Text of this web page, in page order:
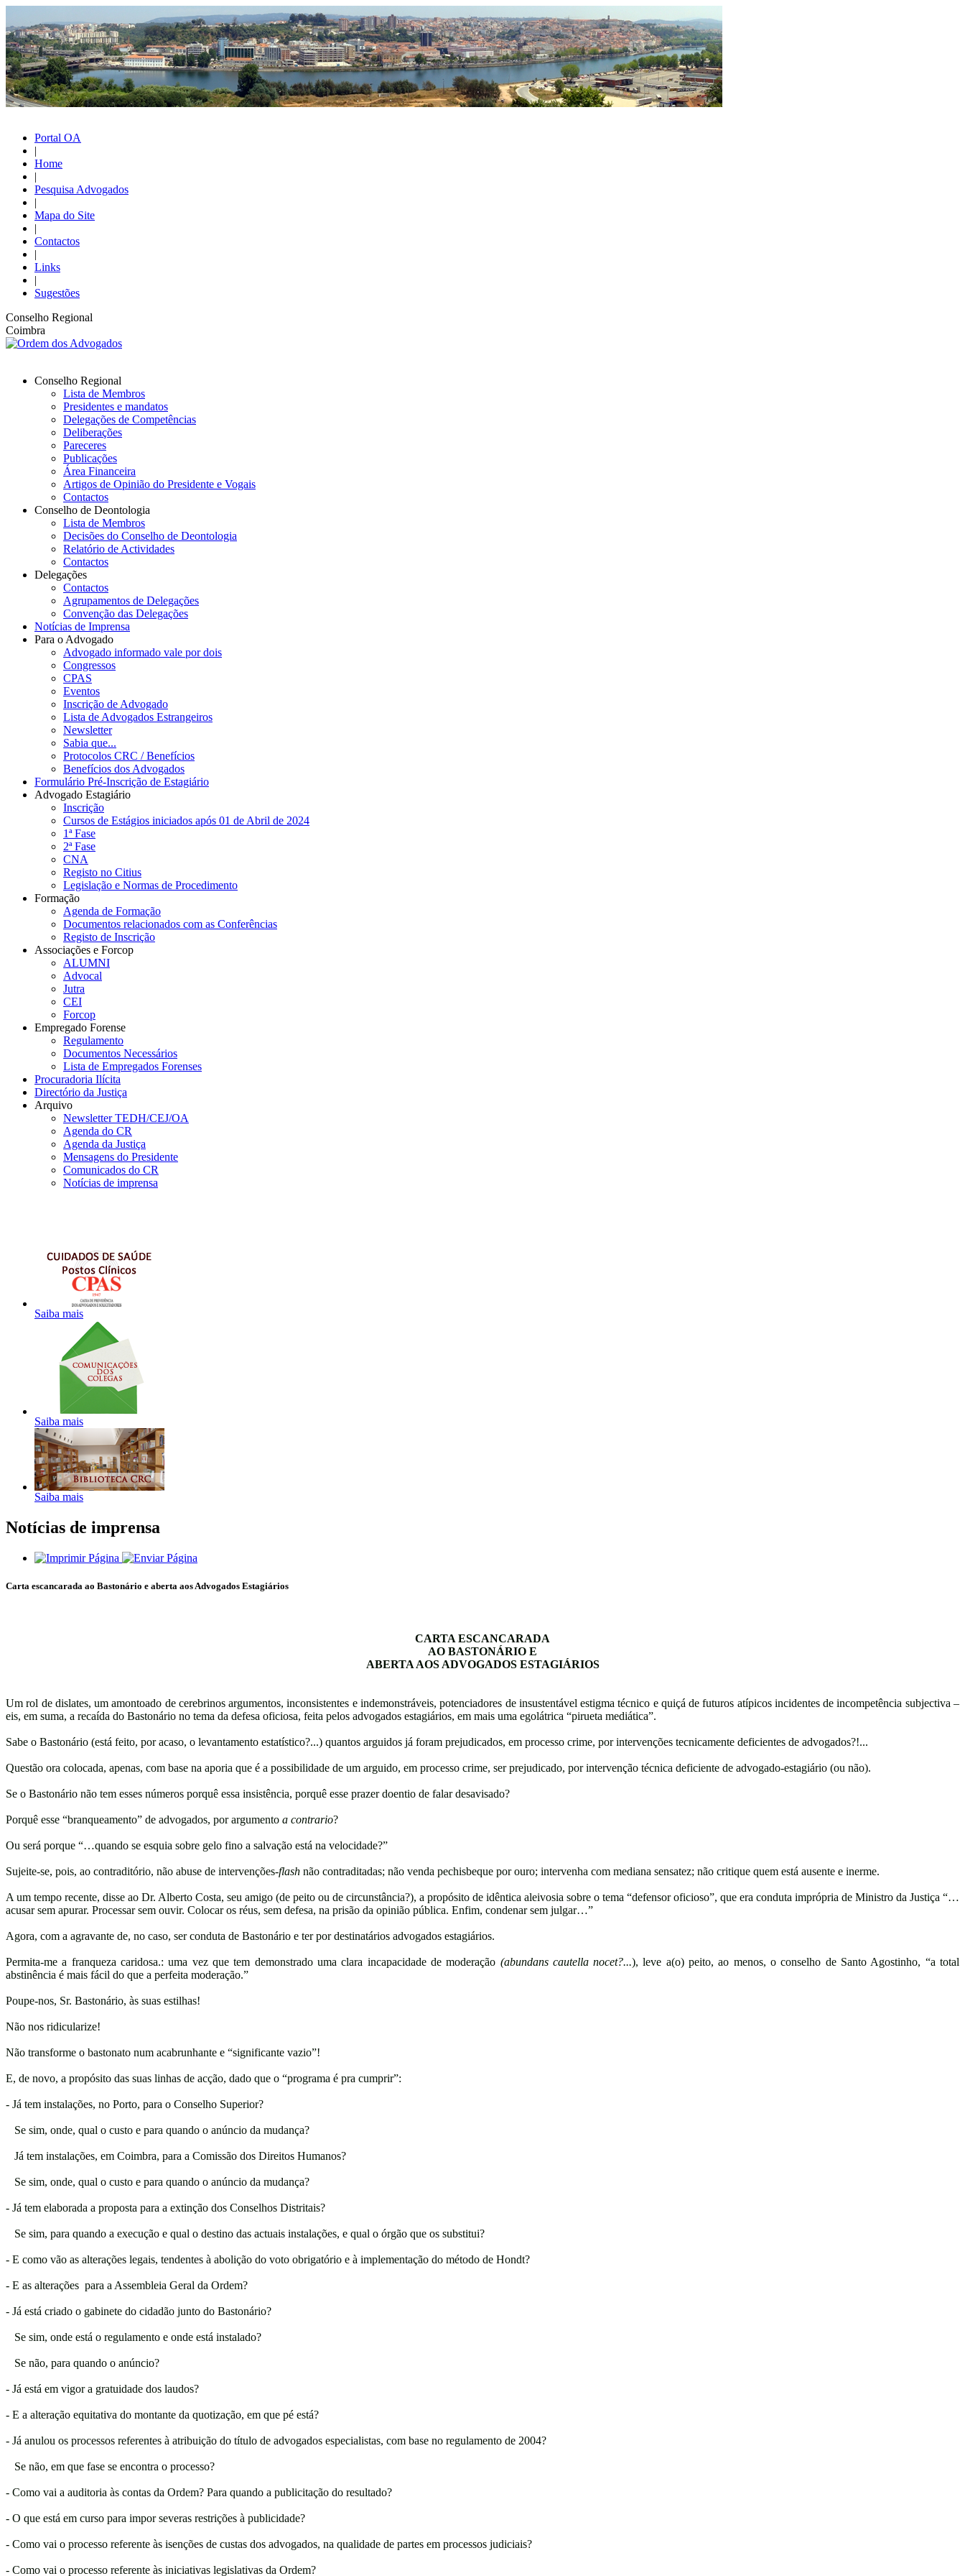
Portal OA
|
Home
|
Pesquisa Advogados
|
Mapa do Site
|
Contactos
|
Links
|
Sugestões
Conselho Regional
Coimbra
Conselho Regional
Lista de Membros
Presidentes e mandatos
Delegações de Competências
Deliberações
Pareceres
Publicações
Área Financeira
Artigos de Opinião do Presidente e Vogais
Contactos
Conselho de Deontologia
Lista de Membros
Decisões do Conselho de Deontologia
Relatório de Actividades
Contactos
Delegações
Contactos
Agrupamentos de Delegações
Convenção das Delegações
Notícias de Imprensa
Para o Advogado
Advogado informado vale por dois
Congressos
CPAS
Eventos
Inscrição de Advogado
Lista de Advogados Estrangeiros
Newsletter
Sabia que...
Protocolos CRC / Benefícios
Benefícios dos Advogados
Formulário Pré-Inscrição de Estagiário
Advogado Estagiário
Inscrição
Cursos de Estágios iniciados após 01 de Abril de 2024
1ª Fase
2ª Fase
CNA
Registo no Citius
Legislação e Normas de Procedimento
Formação
Agenda de Formação
Documentos relacionados com as Conferências
Registo de Inscrição
Associações e Forcop
ALUMNI
Advocal
Jutra
CEI
Forcop
Empregado Forense
Regulamento
Documentos Necessários
Lista de Empregados Forenses
Procuradoria Ilícita
Directório da Justiça
Arquivo
Newsletter TEDH/CEJ/OA
Agenda do CR
Agenda da Justiça
Mensagens do Presidente
Comunicados do CR
Notícias de imprensa
Saiba mais
Saiba mais
Saiba mais
Notícias de imprensa
Carta escancarada ao Bastonário e aberta aos Advogados Estagiários
CARTA ESCANCARADA
AO BASTONÁRIO E
ABERTA AOS ADVOGADOS ESTAGIÁRIOS
Um rol de dislates, um amontoado de cerebrinos argumentos, inconsistentes e indemonstráveis, potenciadores de insustentável estigma técnico e quiçá de futuros atípicos incidentes de incompetência subjectiva –
eis, em suma, a recaída do Bastonário no tema da defesa oficiosa, feita pelos advogados estagiários, em mais uma egolátrica “pirueta mediática”.
Sabe o Bastonário (está feito, por acaso, o levantamento estatístico?...) quantos arguidos já foram prejudicados, em processo crime, por intervenções tecnicamente deficientes de advogados?!...
Questão ora colocada, apenas, com base na aporia que é a possibilidade de um arguido, em processo crime, ser prejudicado, por intervenção técnica deficiente de advogado-estagiário (ou não).
Se o Bastonário não tem esses números porquê essa insistência, porquê esse prazer doentio de falar desavisado?
Porquê esse “branqueamento” de advogados, por argumento a contrario?
Ou será porque “…quando se esquia sobre gelo fino a salvação está na velocidade?”
Sujeite-se, pois, ao contraditório, não abuse de intervenções-flash não contraditadas; não venda pechisbeque por ouro; intervenha com mediana sensatez; não critique quem está ausente e inerme.
A um tempo recente, disse ao Dr. Alberto Costa, seu amigo (de peito ou de circunstância?), a propósito de idêntica aleivosia sobre o tema “defensor oficioso”, que era conduta imprópria de Ministro da Justiça “…
acusar sem apurar. Processar sem ouvir. Colocar os réus, sem defesa, na prisão da opinião pública. Enfim, condenar sem julgar…”
Agora, com a agravante de, no caso, ser conduta de Bastonário e ter por destinatários advogados estagiários.
Permita-me a franqueza caridosa.: uma vez que tem demonstrado uma clara incapacidade de moderação (abundans cautella nocet?...), leve a(o) peito, ao menos, o conselho de Santo Agostinho, “a total
abstinência é mais fácil do que a perfeita moderação.”
Poupe-nos, Sr. Bastonário, às suas estilhas!
Não nos ridicularize!
Não transforme o bastonato num acabrunhante e “significante vazio”!
E, de novo, a propósito das suas linhas de acção, dado que o “programa é pra cumprir”:
- Já tem instalações, no Porto, para o Conselho Superior?
Se sim, onde, qual o custo e para quando o anúncio da mudança?
Já tem instalações, em Coimbra, para a Comissão dos Direitos Humanos?
Se sim, onde, qual o custo e para quando o anúncio da mudança?
- Já tem elaborada a proposta para a extinção dos Conselhos Distritais?
Se sim, para quando a execução e qual o destino das actuais instalações, e qual o órgão que os substitui?
- E como vão as alterações legais, tendentes à abolição do voto obrigatório e à implementação do método de Hondt?
- E as alterações para a Assembleia Geral da Ordem?
- Já está criado o gabinete do cidadão junto do Bastonário?
Se sim, onde está o regulamento e onde está instalado?
Se não, para quando o anúncio?
- Já está em vigor a gratuidade dos laudos?
- E a alteração equitativa do montante da quotização, em que pé está?
- Já anulou os processos referentes à atribuição do título de advogados especialistas, com base no regulamento de 2004?
Se não, em que fase se encontra o processo?
- Como vai a auditoria às contas da Ordem? Para quando a publicitação do resultado?
- O que está em curso para impor severas restrições à publicidade?
- Como vai o processo referente às isenções de custas dos advogados, na qualidade de partes em processos judiciais?
- Como vai o processo referente às iniciativas legislativas da Ordem?